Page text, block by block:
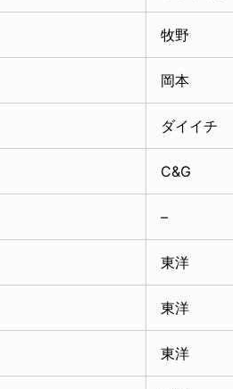
牧野
岡本
ダイイチ
C&G
–
東洋
東洋
東洋